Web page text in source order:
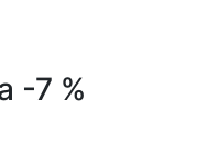
-7 %